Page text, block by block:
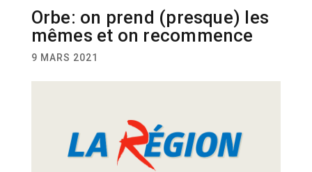
Orbe: on prend (presque) les
mêmes et on recommence
9 MARS 2021